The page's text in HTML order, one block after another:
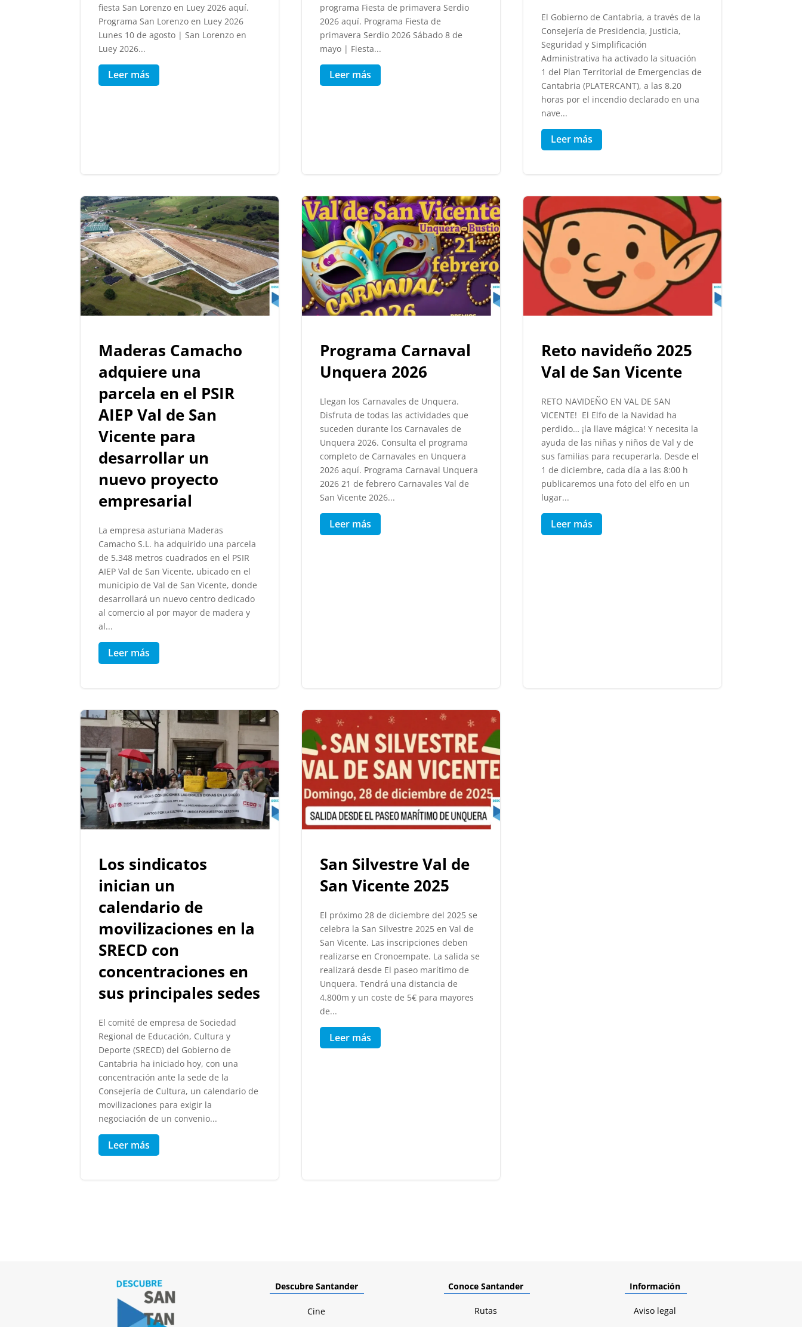
fiesta San Lorenzo en Luey 2026 aquí.
Programa San Lorenzo en Luey 2026
Lunes 10 de agosto | San Lorenzo en
Luey 2026...
Leer más
programa Fiesta de primavera Serdio
2026 aquí. Programa Fiesta de
primavera Serdio 2026 Sábado 8 de
mayo | Fiesta...
Leer más
El Gobierno de Cantabria, a través de la
Consejería de Presidencia, Justicia,
Seguridad y Simplificación
Administrativa ha activado la situación
1 del Plan Territorial de Emergencias de
Cantabria (PLATERCANT), a las 8.20
horas por el incendio declarado en una
nave...
Leer más
Maderas Camacho
adquiere una
parcela en el PSIR
AIEP Val de San
Vicente para
desarrollar un
nuevo proyecto
empresarial
La empresa asturiana Maderas
Camacho S.L. ha adquirido una parcela
de 5.348 metros cuadrados en el PSIR
AIEP Val de San Vicente, ubicado en el
municipio de Val de San Vicente, donde
desarrollará un nuevo centro dedicado
al comercio al por mayor de madera y
al...
Leer más
Programa Carnaval
Unquera 2026
Llegan los Carnavales de Unquera.
Disfruta de todas las actividades que
suceden durante los Carnavales de
Unquera 2026. Consulta el programa
completo de Carnavales en Unquera
2026 aquí. Programa Carnaval Unquera
2026 21 de febrero Carnavales Val de
San Vicente 2026...
Leer más
Reto navideño 2025
Val de San Vicente
RETO NAVIDEÑO EN VAL DE SAN
VICENTE! El Elfo de la Navidad ha
perdido… ¡la llave mágica! Y necesita la
ayuda de las niñas y niños de Val y de
sus familias para recuperarla. Desde el
1 de diciembre, cada día a las 8:00 h
publicaremos una foto del elfo en un
lugar...
Leer más
Los sindicatos
inician un
calendario de
movilizaciones en la
SRECD con
concentraciones en
sus principales sedes
El comité de empresa de Sociedad
Regional de Educación, Cultura y
Deporte (SRECD) del Gobierno de
Cantabria ha iniciado hoy, con una
concentración ante la sede de la
Consejería de Cultura, un calendario de
movilizaciones para exigir la
negociación de un convenio...
Leer más
San Silvestre Val de
San Vicente 2025
El próximo 28 de diciembre del 2025 se
celebra la San Silvestre 2025 en Val de
San Vicente. Las inscripciones deben
realizarse en Cronoempate. La salida se
realizará desde El paseo marítimo de
Unquera. Tendrá una distancia de
4.800m y un coste de 5€ para mayores
de...
Leer más
Descubre Santander
Cine
Conoce Santander
Rutas
Información
Aviso legal